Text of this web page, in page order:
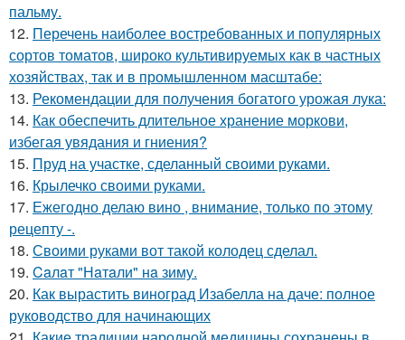
пальму.
12. Перечень наиболее востребованных и популярных
сортов томатов, широко культивируемых как в частных
хозяйствах, так и в промышленном масштабе:
13. Рекомендации для получения богатого урожая лука:
14. Как обеспечить длительное хранение моркови,
избегая увядания и гниения?
15. Пруд на участке, сделанный своими руками.
16. Крылечко своими руками.
17. Ежегодно делаю вино , внимание, только по этому
рецепту -.
18. Своими руками вот такой колодец сделал.
19. Caлaт "Нaтaли" нa зиму.
20. Как вырастить виноград Изабелла на даче: полное
руководство для начинающих